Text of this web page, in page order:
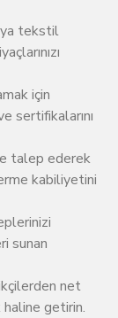
tekstil
için
sertifikalarını
talep ederek
kabiliyetini
sunan
net
getirin.